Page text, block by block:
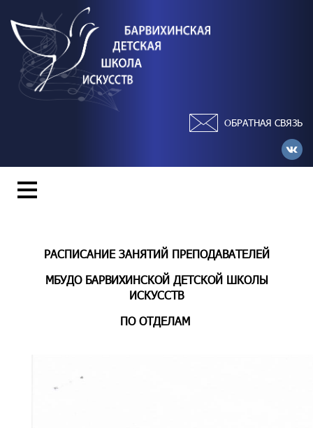
ОБРАТНАЯ СВЯЗЬ
РАСПИСАНИЕ ЗАНЯТИЙ ПРЕПОДАВАТЕЛЕЙ
МБУДО БАРВИХИНСКОЙ ДЕТСКОЙ ШКОЛЫ
ИСКУССТВ
ПО ОТДЕЛАМ